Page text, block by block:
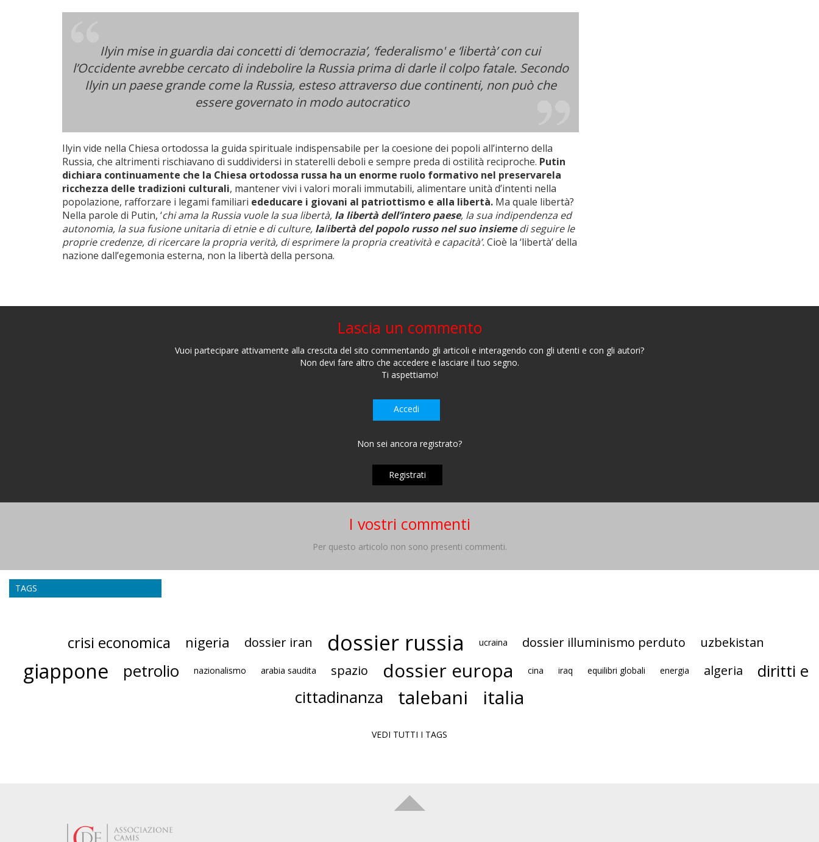
Ilyin mise in guardia dai concetti di ‘democrazia’, ‘federalismo' e ‘libertà’ con cui
l’Occidente avrebbe cercato di indebolire la Russia prima di darle il colpo fatale. Secondo
Ilyin un paese grande come la Russia, esteso attraverso due continenti, non può che
essere governato in modo autocratico
Ilyin vide nella Chiesa ortodossa la guida spirituale indispensabile per la coesione dei popoli all’interno della
Russia, che altrimenti rischiavano di suddividersi in staterelli deboli e sempre preda di ostilità reciproche. Putin
dichiara continuamente che la Chiesa ortodossa russa ha un enorme ruolo formativo nel preservarela
ricchezza delle tradizioni culturali, mantener vivi i valori morali immutabili, alimentare unità d’intenti nella
popolazione, rafforzare i legami familiari ededucare i giovani al patriottismo e alla libertà. Ma quale libertà?
Nella parole di Putin, ‘chi ama la Russia vuole la sua libertà, la libertà dell’intero paese, la sua indipendenza ed
autonomia, la sua fusione unitaria di etnie e di culture, lalibertà del popolo russo nel suo insiemedi seguire le
proprie credenze, di ricercare la propria verità, di esprimere la propria creatività e capacità’.Cioè la ‘libertà’ della
nazione dall’egemonia esterna, non la libertà della persona.
Lascia un commento
Vuoi partecipare attivamente alla crescita del sito commentando gli articoli e interagendo con gli utenti e con gli autori?
Non devi fare altro che accedere e lasciare il tuo segno.
Ti aspettiamo!
Accedi
Non sei ancora registrato?
Registrati
I vostri commenti
Per questo articolo non sono presenti commenti.
TAGS
crisi economica nigeria dossier iran dossier russia ucraina dossier illuminismo perduto uzbekistan
giappone petrolio nazionalismo arabia saudita spazio dossier europa cina iraq equilibri globali energia algeria
diritti e
cittadinanza
talebani italia
VEDI TUTTI I TAGS